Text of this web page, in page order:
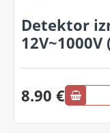
Detektor
12V~1000V
8.90 €